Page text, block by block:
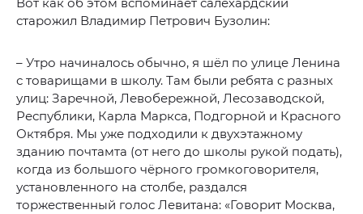
старожил Владимир Петрович Бузолин:
– Утро начиналось обычно, я шёл по улице Ленина
с товарищами в школу. Там были ребята с разных
улиц: Заречной, Левобережной, Лесозаводской,
Республики, Карла Маркса, Подгорной и Красного
Октября. Мы уже подходили к двухэтажному
зданию почтамта (от него до школы рукой подать),
когда из большого чёрного громкоговорителя,
установленного на столбе, раздался
торжественный голос Левитана: «Говорит Москва,